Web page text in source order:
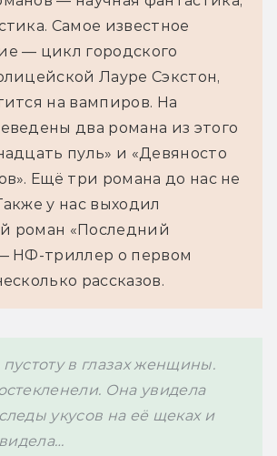
Самое известное
— цикл городского
Лауре Сэкстон,
на вампиров. На
два романа из этого
пуль» и «Девяносто
Ещё три романа до нас не
у нас выходил
роман «Последний
НФ-триллер о первом
рассказов.
в глазах женщины.
Она увидела
укусов на её щеках и